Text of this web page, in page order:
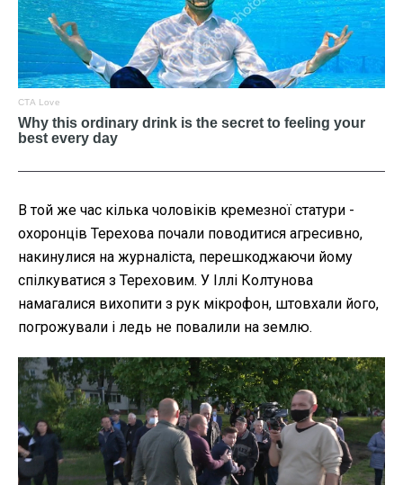
В той же час кілька чоловіків кремезної статури -
охоронців Терехова почали поводитися агресивно,
накинулися на журналіста, перешкоджаючи йому
спілкуватися з Тереховим. У Іллі Колтунова
намагалися вихопити з рук мікрофон, штовхали його,
погрожували і ледь не повалили на землю.